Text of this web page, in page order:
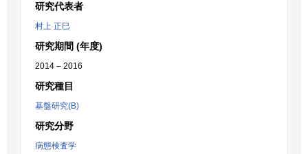
研究代表者
村上 正巳
研究期間 (年度)
2014 – 2016
研究種目
基盤研究(B)
研究分野
病態検査学